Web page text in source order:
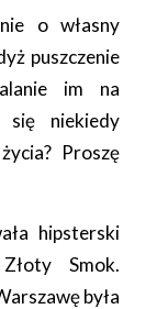
o własny
puszczenie
im na
się niekiedy
Proszę
hipsterski
Smok.
była